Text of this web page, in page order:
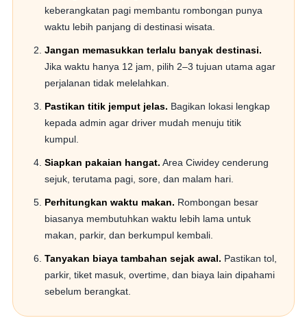
keberangkatan pagi membantu rombongan punya
waktu lebih panjang di destinasi wisata.
Jangan memasukkan terlalu banyak destinasi.
Jika waktu hanya 12 jam, pilih 2–3 tujuan utama agar
perjalanan tidak melelahkan.
Pastikan titik jemput jelas. Bagikan lokasi lengkap
kepada admin agar driver mudah menuju titik
kumpul.
Siapkan pakaian hangat. Area Ciwidey cenderung
sejuk, terutama pagi, sore, dan malam hari.
Perhitungkan waktu makan. Rombongan besar
biasanya membutuhkan waktu lebih lama untuk
makan, parkir, dan berkumpul kembali.
Tanyakan biaya tambahan sejak awal. Pastikan tol,
parkir, tiket masuk, overtime, dan biaya lain dipahami
sebelum berangkat.